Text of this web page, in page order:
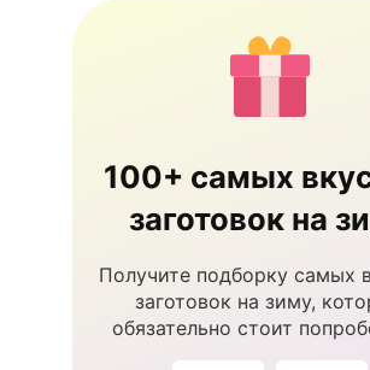
100+ самых
заготовок на
Получите подборку самых
заготовок на зиму,
обязательно стоит